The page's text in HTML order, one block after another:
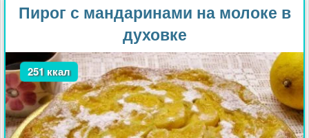
Пирог с мандаринами на молоке в
духовке
251 ккал